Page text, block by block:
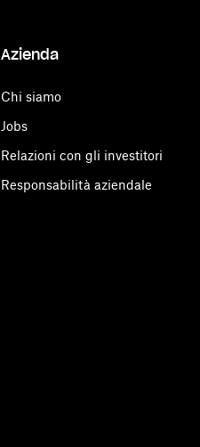
Azienda
Chi siamo
Jobs
Relazioni con gli investitori
Responsabilità aziendale